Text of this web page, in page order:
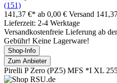
(151)
141,37 €* ab 0,00 € Versand
Lieferzeit: 2-4 Werktage
Versandkostenfreie Lieferung ab
Gebühr! Keine Lagerware!
Shop-Info
Zum Anbieter
Pirelli P Zero (PZ5) MFS *I XL